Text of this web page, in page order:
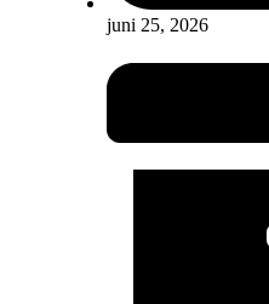
juni 25, 2026